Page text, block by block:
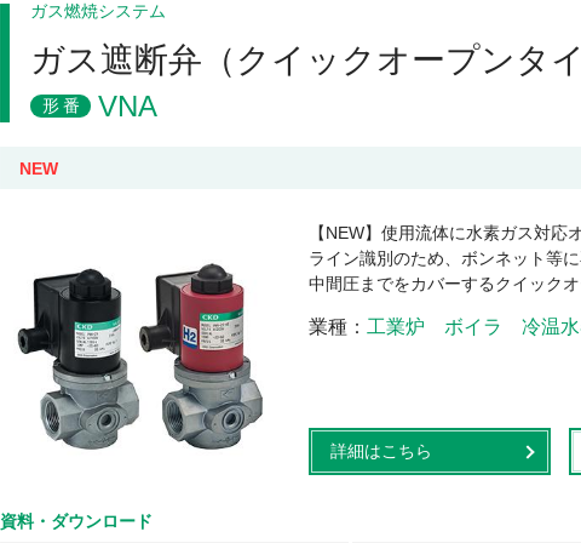
ガス燃焼システム
ガス遮断弁（クイックオープンタイ
形番 VNA
NEW
【NEW】使用流体に水素ガス対
ライン識別のため、ボンネット等
中間圧までをカバーするクイック
業種 工業炉 ボイラ 冷温
詳細はこちら
資料・ダウンロード